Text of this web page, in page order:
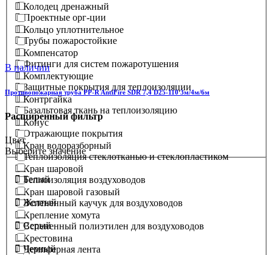
Проектные орг-ции
Трубы пожаростойкие
Фитинги для систем пожаротушения
Защитные покрытия для теплоизоляции
Базальтовая ткань на теплоизоляцию
Отражающие покрытия
Теплоизоляция стеклотканью и стеклопластиком
Теплоизоляция воздуховодов
Вспененный каучук для воздуховодов
Вспененный полиэтилен для воздуховодов
Демпферная лента
Колодец дренажный
Кольцо уплотнительное
Компенсатор
Комплектующие
Контргайка
Конус
Кран водоразборный
Кран шаровой
Кран шаровой газовый
Крепление хомута
Крестовина
В наличии
Противопожарная труба PP-R AntiFire SDR 7,4 D25-110 3м/4м/6м
Расширенный фильтр
Цвет
Выберите значение
Белый
Желтый
Серый
Черный